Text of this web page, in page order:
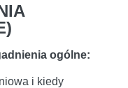
)
ogólne:
i kiedy